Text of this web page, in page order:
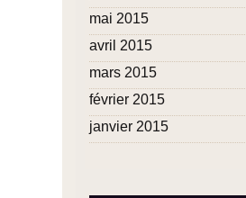
mai 2015
avril 2015
mars 2015
février 2015
janvier 2015